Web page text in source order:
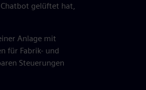
gelüftet hat,
Anlage mit
für Fabrik- und
Steuerungen